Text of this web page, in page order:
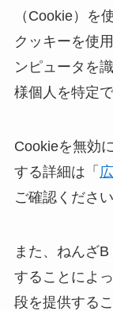
（Cookie）を
クッキーを使
ンピュータを
様個人を特定
Cookieを無効
する詳細は「
ご確認ください
また、ねんざ
することによ
段を提供する